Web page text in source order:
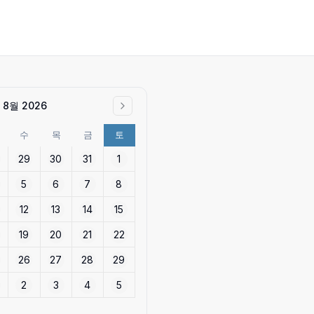
8월 2026
수 목 금 토
29 30 31 1
5 6 7 8
12 13 14 15
19 20 21 22
26 27 28 29
2 3 4 5